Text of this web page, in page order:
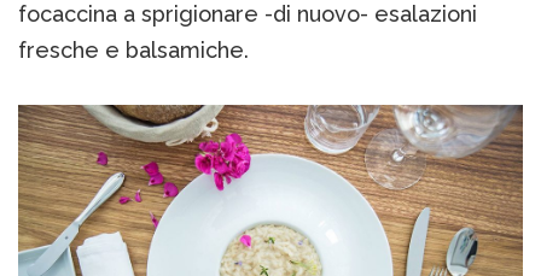
focaccina a sprigionare -di nuovo- esalazioni
fresche e balsamiche.